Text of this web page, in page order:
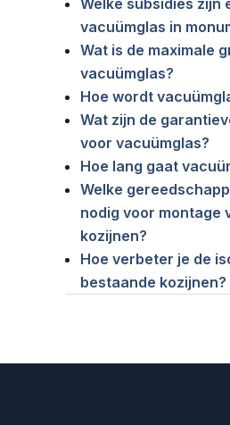
vacuümglas in
Wat is de maximale
vacuümglas?
Hoe wordt
Wat zijn de
voor vacuümglas?
Hoe lang gaat
Welke
nodig voor montage
kozijnen?
Hoe verbeter je de
bestaande kozijnen?